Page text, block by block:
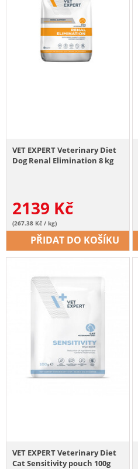
VET EXPERT Veterinary Diet
Dog Renal Elimination 8 kg
2139 Kč
(267.38 Kč / kg)
PŘIDAT DO KOŠÍKU
VET EXPERT Veterinary Diet
Cat Sensitivity pouch 100g